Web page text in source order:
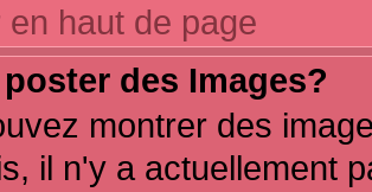
en haut de page
des Images?
montrer des
il n'y a actuellement